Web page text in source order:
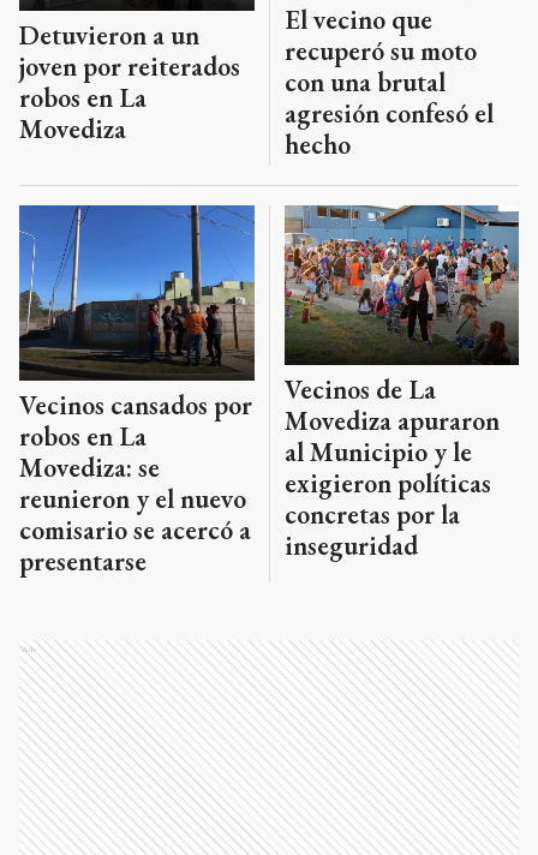
Detuvieron a un
joven por reiterados
robos en La
Movediza
El vecino que
recuperó su moto
con una brutal
agresión confesó el
hecho
Vecinos cansados por
robos en La
Movediza: se
reunieron y el nuevo
comisario se acercó a
presentarse
Vecinos de La
Movediza apuraron
al Municipio y le
exigieron políticas
concretas por la
inseguridad
Ads